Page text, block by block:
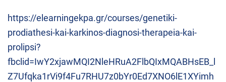
https://elearningekpa.gr/courses/genetiki-
prodiathesi-kai-karkinos-diagnosi-therapeia-kai-
prolipsi?
fbclid=IwY2xjawMQI2NleHRuA2FlbQIxMQABHsEB_l
Z7Ufqka1rVi9f4Fu7RHU7z0bYr0Ed7XNO6lE1XYimh